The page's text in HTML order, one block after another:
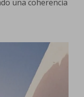
una coherencia